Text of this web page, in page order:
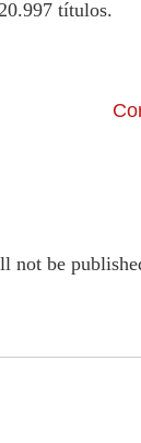
títulos.
not be